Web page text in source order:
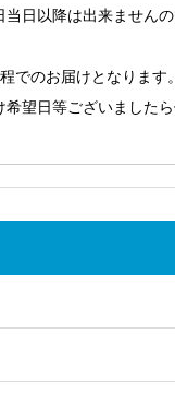
当日以降は出来ません
でのお届けとなります。
希望日等ございました